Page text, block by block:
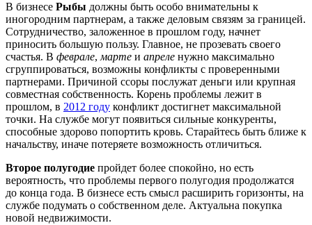
В бизнесе Рыбы должны быть особо внимательны к
иногородним партнерам, а также деловым связям за границей.
Сотрудничество, заложенное в прошлом году, начнет
приносить большую пользу. Главное, не прозевать своего
счастья. В феврале, марте и апреле нужно максимально
сгруппироваться, возможны конфликты с проверенными
партнерами. Причиной ссоры послужат деньги или крупная
совместная собственность. Корень проблемы лежит в
прошлом, в 2012 году конфликт достигнет максимальной
точки. На службе могут появиться сильные конкуренты,
способные здорово попортить кровь. Старайтесь быть ближе к
начальству, иначе потеряете возможность отличиться.
Второе полугодие пройдет более спокойно, но есть
вероятность, что проблемы первого полугодия продолжатся
до конца года. В бизнесе есть смысл расширить горизонты, на
службе подумать о собственном деле. Актуальна покупка
новой недвижимости.